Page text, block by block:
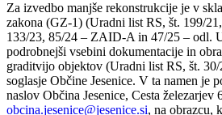
Za izvedbo manjše rekonstrukcije je v
zakona (GZ-1) (Uradni list RS, št. 199/
133/23, 85/24 – ZAID-A in 47/25 – odl.
podrobnejši vsebini dokumentacije in
graditvijo objektov (Uradni list RS, št.
soglasje Občine Jesenice. V ta namen je
naslov Občina Jesenice, Cesta železarjev
obcina.jesenice@jesenice.si, na obrazcu,